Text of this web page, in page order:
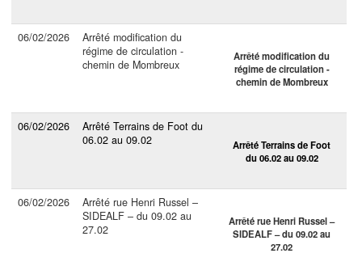
06/02/2026
Arrêté modification du
régime de circulation -
chemin de Mombreux
Arrêté modification du
régime de circulation -
chemin de Mombreux
06/02/2026
Arrêté Terrains de Foot du
06.02 au 09.02
Arrêté Terrains de Foot
du 06.02 au 09.02
06/02/2026
Arrêté rue Henri Russel –
SIDEALF – du 09.02 au
27.02
Arrêté rue Henri Russel –
SIDEALF – du 09.02 au
27.02